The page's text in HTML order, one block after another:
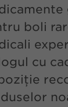
boli
cu